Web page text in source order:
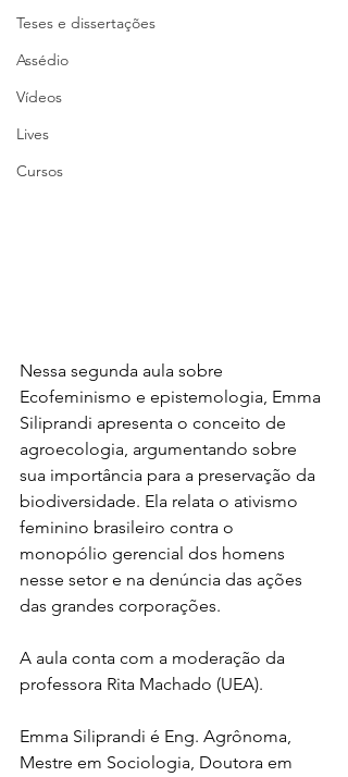
Teses e dissertações
Assédio
Vídeos
Lives
Cursos
Nessa segunda aula sobre
Ecofeminismo e epistemologia, Emma
Siliprandi apresenta o conceito de
agroecologia, argumentando sobre
sua importância para a preservação da
biodiversidade. Ela relata o ativismo
feminino brasileiro contra o
monopólio gerencial dos homens
nesse setor e na denúncia das ações
das grandes corporações.
A aula conta com a moderação da
professora Rita Machado (UEA).
Emma Siliprandi é Eng. Agrônoma,
Mestre em Sociologia, Doutora em